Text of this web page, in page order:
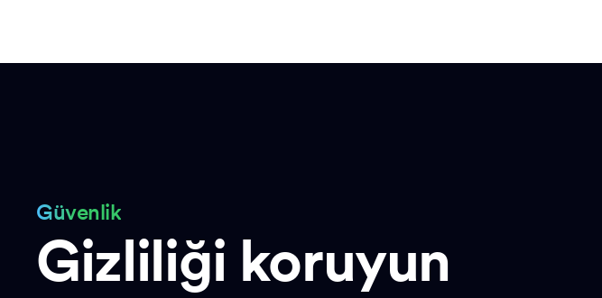
Güvenlik
Gizliliği koruyun